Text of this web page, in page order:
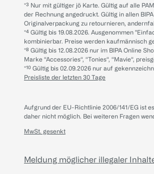
*³ Nur mit gültiger jö Karte. Gültig auf alle
der Rechnung angedruckt. Gültig in allen
Originalverpackung zu retournieren,
*⁴ Gültig bis 19.08.2026. Ausgenommen
kombinierbar. Preise werden kaufmännisch
*⁸ Gültig bis 12.08.2026 nur im BIPA Online
Marke “Accessories“, “Tonies“, “Mavie“,
*¹⁰ Gültig bis 02.09.2026 nur auf
Preisliste der letzten 30 Tage
Aufgrund der EU-Richtlinie 2006/141/EG ist
daher nicht möglich. Bei weiteren Fragen
MwSt. gesenkt
Meldung möglicher illegaler